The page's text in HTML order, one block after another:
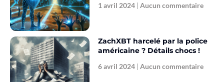
1 avril 2024 Aucun commentaire
ZachXBT harcelé par la police
américaine ? Détails chocs !
6 avril 2024 Aucun commentaire